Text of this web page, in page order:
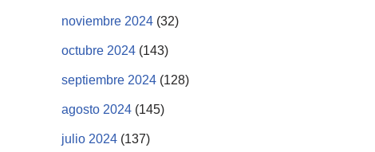
noviembre 2024 (32)
octubre 2024 (143)
septiembre 2024 (128)
agosto 2024 (145)
julio 2024 (137)